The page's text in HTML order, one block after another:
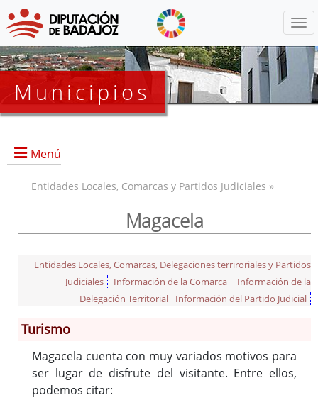
Municipios
Menú
Información General
Historia
Monumentos
Entidades Locales, Comarcas y Partidos Judiciales »
Magacela
Entidades Locales, Comarcas, Delegaciones terriroriales y Partidos
Judiciales
Información de la Comarca
Información de la
Delegación Territorial
Información del Partido Judicial
Turismo
Magacela cuenta con muy variados motivos para
ser lugar de disfrute del visitante. Entre ellos,
podemos citar: